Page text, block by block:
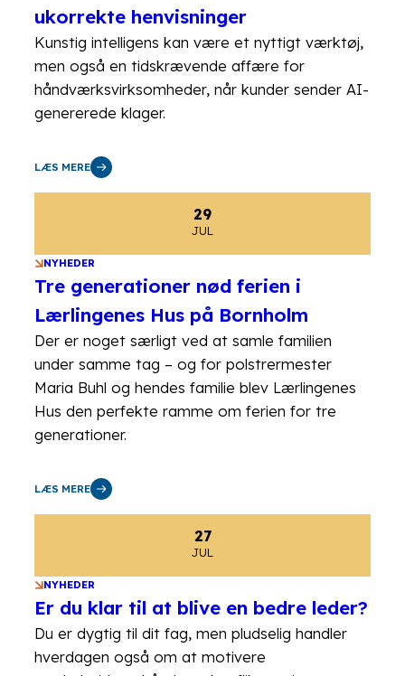
ukorrekte henvisninger
Kunstig intelligens kan være et nyttigt værktøj,
men også en tidskrævende affære for
håndværksvirksomheder, når kunder sender AI-
genererede klager.
LÆS MERE
29
JUL
NYHEDER
Tre generationer nød ferien i
Lærlingenes Hus på Bornholm
Der er noget særligt ved at samle familien
under samme tag – og for polstrermester
Maria Buhl og hendes familie blev Lærlingenes
Hus den perfekte ramme om ferien for tre
generationer.
LÆS MERE
27
JUL
NYHEDER
Er du klar til at blive en bedre leder?
Du er dygtig til dit fag, men pludselig handler
hverdagen også om at motivere